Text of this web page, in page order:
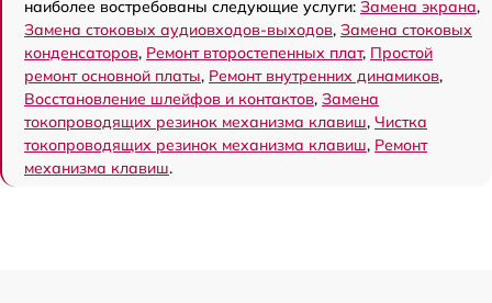
наиболее востребованы следующие услуги: Замена экрана,
Замена стоковых аудиовходов-выходов, Замена стоковых
конденсаторов, Ремонт второстепенных плат, Простой
ремонт основной платы, Ремонт внутренних динамиков,
Восстановление шлейфов и контактов, Замена
токопроводящих резинок механизма клавиш, Чистка
токопроводящих резинок механизма клавиш, Ремонт
механизма клавиш.